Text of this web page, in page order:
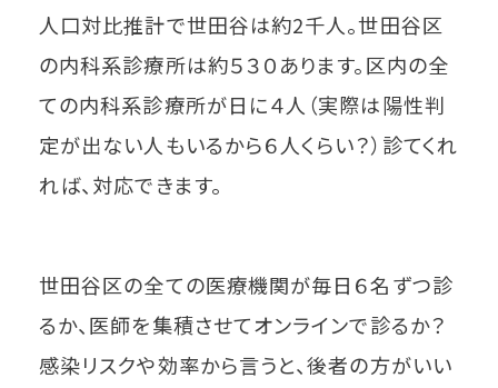
人口対比推計で世田谷は約2千人。世田谷区
の内科系診療所は約５３０あります。区内の全
ての内科系診療所が日に４人（実際は陽性判
定が出ない人もいるから６人くらい？）診てくれ
れば、対応できます。
世田谷区の全ての医療機関が毎日６名ずつ診
るか、医師を集積させてオンラインで診るか？
感染リスクや効率から言うと、後者の方がいい